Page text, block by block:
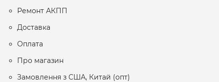
Ремонт АКПП
Доставка
Оплата
Про магазин
Замовлення з США, Китай (опт)